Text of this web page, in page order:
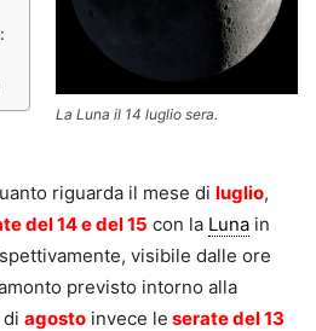
La Luna il 14 luglio sera.
riguarda il mese di luglio,
del 14 e del 15 con la Luna in
visibile dalle ore
previsto intorno alla
agosto invece le serate del 13